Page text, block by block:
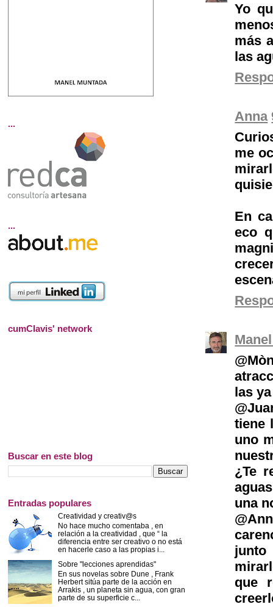
Yo
más
las
Anna
me
En
eco
las
tiene
uno
¿Te
una
junto
que
...
...
cumClavis' network
Buscar en este blog
Entradas populares
Creatividad y creativ@s
No hace mucho comentaba , en
relación a la creatividad , que “ la
diferencia entre ser creativo o no está
en hacerle caso a las propias i...
Sobre "lecciones aprendidas"
En sus novelas sobre Dune , Frank
Herbert sitúa parte de la acción en
Arrakis , un planeta sin agua, con gran
parte de su superficie c...